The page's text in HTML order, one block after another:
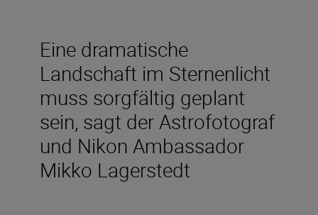
Eine dramatische
Landschaft im Sternenlicht
muss sorgfältig geplant
sein, sagt der Astrofotograf
und Nikon Ambassador
Mikko Lagerstedt